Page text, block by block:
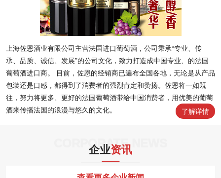
上海佐恩酒业有限公司主营法国进口葡萄酒，公司秉承“专业、传
承、品质、诚信、发展”的公司文化，致力打造成中国专业、的法国
葡萄酒进口商。 目前，佐恩的经销商已遍布全国各地，无论是从产品
包装还是口感，都得到了消费者的强烈肯定和赞扬。佐恩将一如既
往，努力将更多、更好的法国葡萄酒带给中国消费者，用优美的葡萄
酒来传播法国的浪漫与悠久的文化。
了解详情
CORPORATE NEWS
企业资讯